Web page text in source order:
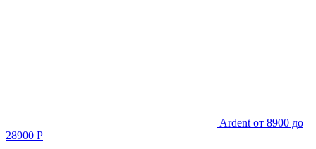
Ardent от 8900 до
28900 Р